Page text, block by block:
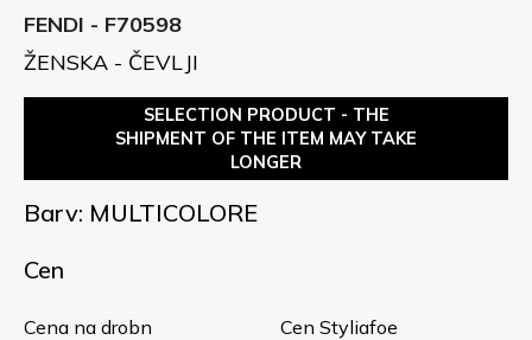
FENDI - F70598
ŽENSKA - ČEVLJI
SELECTION PRODUCT - THE
SHIPMENT OF THE ITEM MAY TAKE
LONGER
Barv: MULTICOLORE
Cen
Cena na drobn Cen Styliafoe